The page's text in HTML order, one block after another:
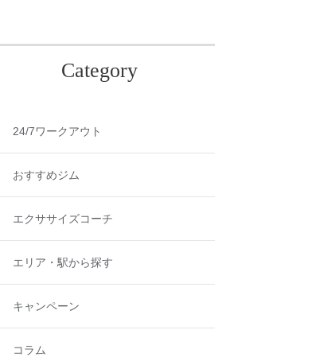
ライザップ練馬店
Category
24/7ワークアウト
おすすめジム
エクササイズコーチ
エリア・駅から探す
キャンペーン
コラム